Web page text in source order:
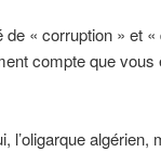
« corruption » et
compte que
l’oligarque algérien,